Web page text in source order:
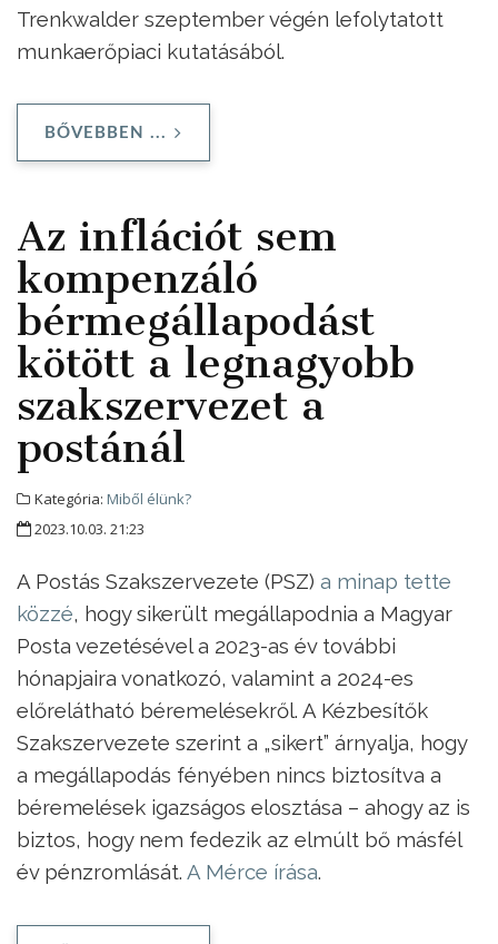
Trenkwalder szeptember végén lefolytatott
munkaerőpiaci kutatásából.
BŐVEBBEN ...
Az inflációt sem
kompenzáló
bérmegállapodást
kötött a legnagyobb
szakszervezet a
postánál
Kategória: Miből élünk?
2023.10.03. 21:23
A Postás Szakszervezete (PSZ) a minap tette
közzé, hogy sikerült megállapodnia a Magyar
Posta vezetésével a 2023-as év további
hónapjaira vonatkozó, valamint a 2024-es
előrelátható béremelésekről. A Kézbesítők
Szakszervezete szerint a „sikert” árnyalja, hogy
a megállapodás fényében nincs biztosítva a
béremelések igazságos elosztása – ahogy az is
biztos, hogy nem fedezik az elmúlt bő másfél
év pénzromlását. A Mérce írása.